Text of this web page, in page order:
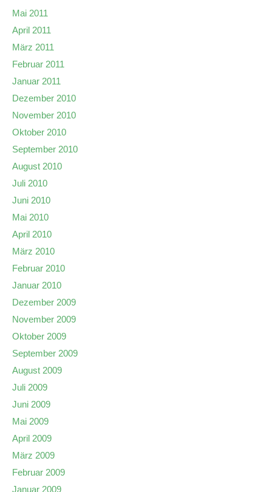
Mai 2011
April 2011
März 2011
Februar 2011
Januar 2011
Dezember 2010
November 2010
Oktober 2010
September 2010
August 2010
Juli 2010
Juni 2010
Mai 2010
April 2010
März 2010
Februar 2010
Januar 2010
Dezember 2009
November 2009
Oktober 2009
September 2009
August 2009
Juli 2009
Juni 2009
Mai 2009
April 2009
März 2009
Februar 2009
Januar 2009